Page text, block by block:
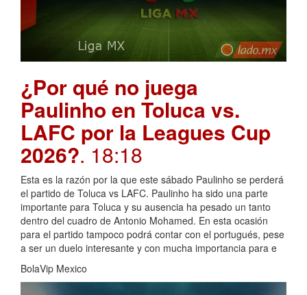
¿Por qué no juega
Paulinho en Toluca vs.
LAFC por la Leagues Cup
2026?. 18:18
Esta es la razón por la que este sábado Paulinho se perderá
el partido de Toluca vs LAFC. Paulinho ha sido una parte
importante para Toluca y su ausencia ha pesado un tanto
dentro del cuadro de Antonio Mohamed. En esta ocasión
para el partido tampoco podrá contar con el portugués, pese
a ser un duelo interesante y con mucha importancia para e
BolaVip Mexico